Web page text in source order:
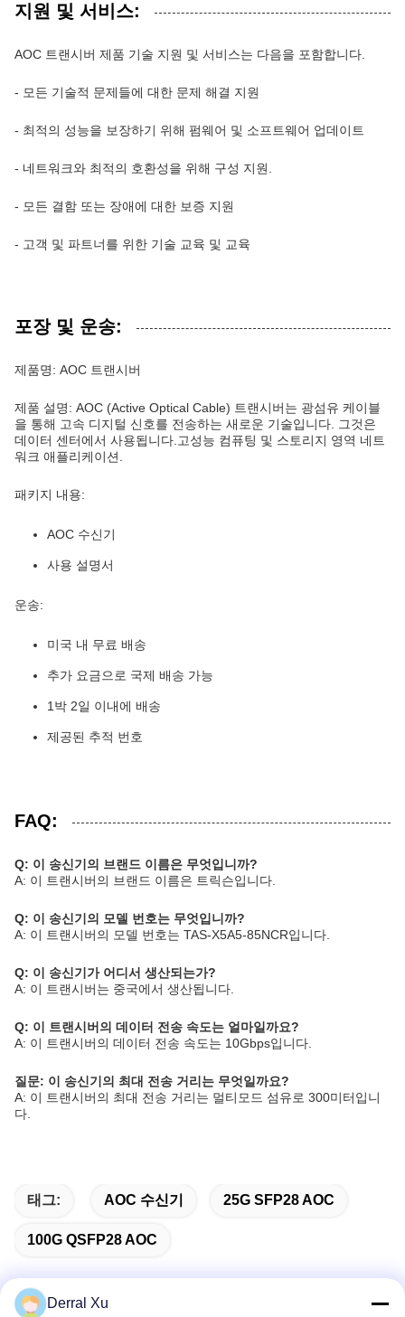
지원 및 서비스:
AOC 트랜시버 제품 기술 지원 및 서비스는 다음을 포함합니다.
- 모든 기술적 문제들에 대한 문제 해결 지원
- 최적의 성능을 보장하기 위해 펌웨어 및 소프트웨어 업데이트
- 네트워크와 최적의 호환성을 위해 구성 지원.
- 모든 결함 또는 장애에 대한 보증 지원
- 고객 및 파트너를 위한 기술 교육 및 교육
포장 및 운송:
제품명: AOC 트랜시버
제품 설명: AOC (Active Optical Cable) 트랜시버는 광섬유 케이블
을 통해 고속 디지털 신호를 전송하는 새로운 기술입니다. 그것은
데이터 센터에서 사용됩니다.고성능 컴퓨팅 및 스토리지 영역 네트
워크 애플리케이션.
패키지 내용:
AOC 수신기
사용 설명서
운송:
미국 내 무료 배송
추가 요금으로 국제 배송 가능
1박 2일 이내에 배송
제공된 추적 번호
FAQ:
Q: 이 송신기의 브랜드 이름은 무엇입니까?
A: 이 트랜시버의 브랜드 이름은 트릭슨입니다.
Q: 이 송신기의 모델 번호는 무엇입니까?
A: 이 트랜시버의 모델 번호는 TAS-X5A5-85NCR입니다.
Q: 이 송신기가 어디서 생산되는가?
A: 이 트랜시버는 중국에서 생산됩니다.
Q: 이 트랜시버의 데이터 전송 속도는 얼마일까요?
A: 이 트랜시버의 데이터 전송 속도는 10Gbps입니다.
질문: 이 송신기의 최대 전송 거리는 무엇일까요?
A: 이 트랜시버의 최대 전송 거리는 멀티모드 섬유로 300미터입니
다.
태그: AOC 수신기 25G SFP28 AOC
100G QSFP28 AOC
Derral Xu